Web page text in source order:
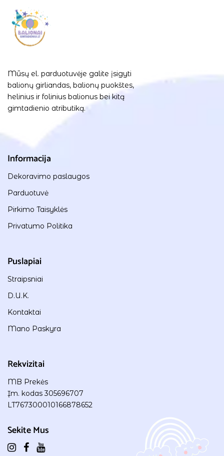
Mūsų el. parduotuvėje galite įsigyti
balionų girliandas, balionų puokštes,
helinius ir folinius balionus bei kitą
gimtadienio atributiką.
Informacija
Dekoravimo paslaugos
Parduotuvė
Pirkimo Taisyklės
Privatumo Politika
Puslapiai
Straipsniai
D.U.K.
Kontaktai
Mano Paskyra
Rekvizitai
MB Prekės
Įm. kodas 305696707
LT767300010166878652
Sekite Mus